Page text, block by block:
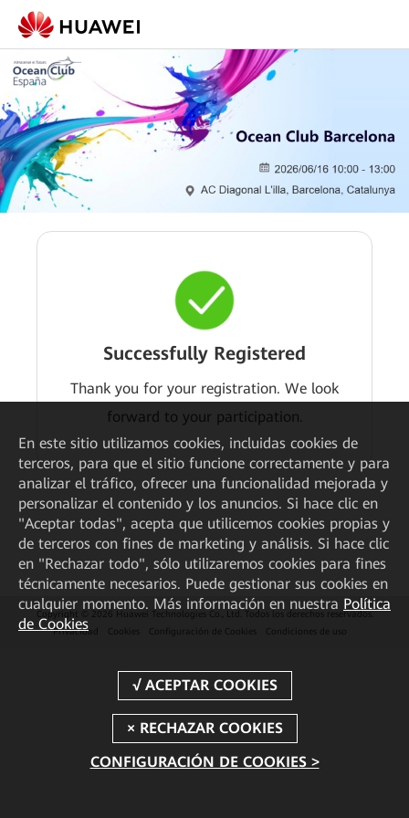
Successfully Registered
Thank you for your registration. We look
forward to your participation.
Copyright © 2026 Huawei Technologies Co., Ltd. Todos los derechos reservados.
Privacidad
Cookies Configuración de Cookies Condiciones de uso
En este sitio utilizamos cookies, incluidas cookies de
terceros, para que el sitio funcione correctamente y para
analizar el tráfico, ofrecer una funcionalidad mejorada y
personalizar el contenido y los anuncios. Si hace clic en
"Aceptar todas", acepta que utilicemos cookies propias y
de terceros con fines de marketing y análisis. Si hace clic
en "Rechazar todo", sólo utilizaremos cookies para fines
técnicamente necesarios. Puede gestionar sus cookies en
cualquier momento. Más información en nuestra Política
de Cookies
CONFIGURACIÓN DE COOKIES >